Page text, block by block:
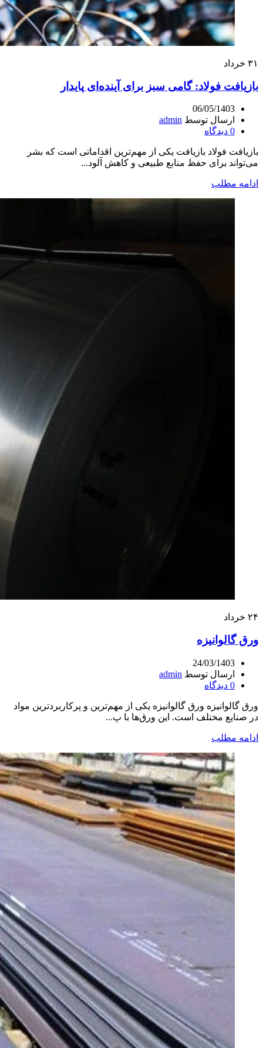
۳۱ خرداد
بازیافت فولاد: گامی سبز برای آینده‌ای پایدار
06/05/1403
ارسال توسط admin
0 دیدگاه
بازیافت فولاد بازیافت یکی از مهم‌ترین اقداماتی است که بشر
می‌تواند برای حفظ منابع طبیعی و کاهش آلود...
ادامه مطلب
۲۴ خرداد
ورق گالوانیزه
24/03/1403
ارسال توسط admin
0 دیدگاه
ورق گالوانیزه ورق گالوانیزه یکی از مهم‌ترین و پرکاربردترین مواد
در صنایع مختلف است. این ورق‌ها با پ...
ادامه مطلب